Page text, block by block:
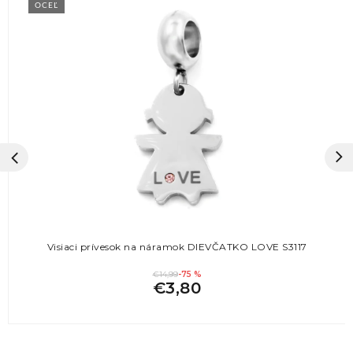
OCEĽ
Visiaci prívesok na náramok DIEVČATKO LOVE S3117
€14,99-75 %
€3,80